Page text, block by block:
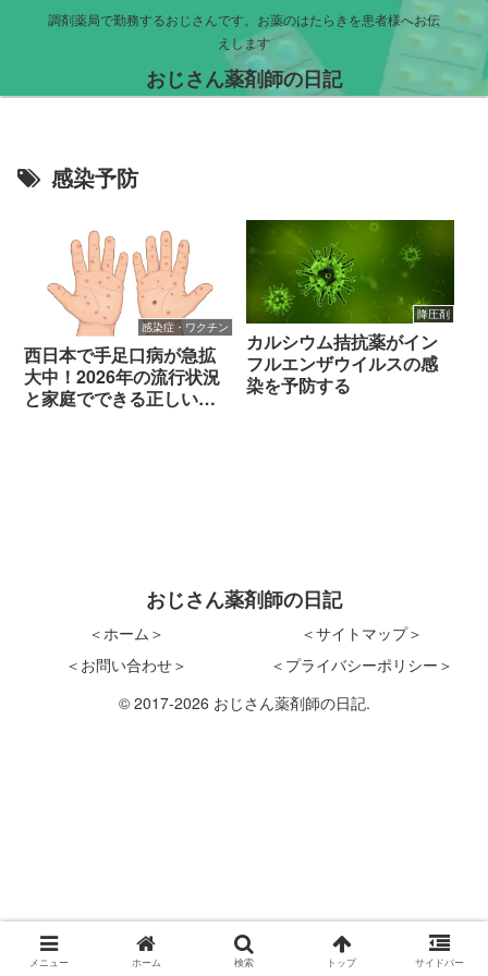
調剤薬局で勤務するおじさんです。お薬のはたらきを患者様へお伝
えします
おじさん薬剤師の日記
感染予防
感染症・ワクチン
西日本で手足口病が急拡
大中！2026年の流行状況
と家庭でできる正しい対
降圧剤
カルシウム拮抗薬がイン
フルエンザウイルスの感
染を予防する
おじさん薬剤師の日記
＜ホーム＞
＜サイトマップ＞
＜お問い合わせ＞
＜プライバシーポリシー＞
© 2017-2026 おじさん薬剤師の日記.
メニュー ホーム 検索 トップ サイドバー